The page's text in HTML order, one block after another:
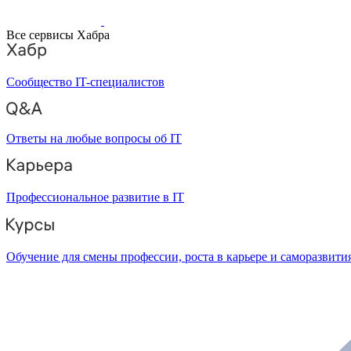
Все сервисы Хабра
Сообщество IT-специалистов
Ответы на любые вопросы об IT
Профессиональное развитие в IT
Обучение для смены профессии, роста в карьере и